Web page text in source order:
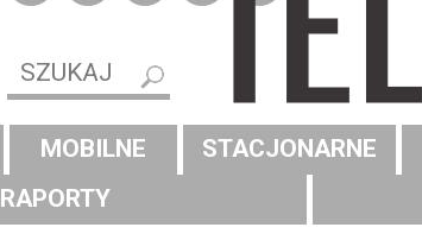
MOBILNE STACJONARNE
RAPORTY